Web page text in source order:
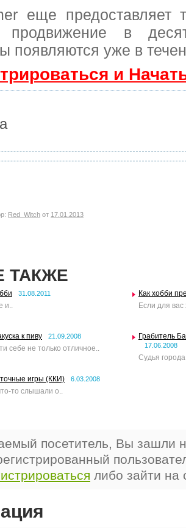
еще предоставляет
продвижение в
появляются уже в
и
Red_Witch от 17.01.2013
ТАКЖЕ
31.08.2011
и..
Как хобби
Если для
к пиву 21.09.2008
себе не только отличное..
Грабитель
17.06.2008
Судья
игры (ККИ) 6.03.2008
то слышали о..
посетитель, Вы зашли
либо зайти на